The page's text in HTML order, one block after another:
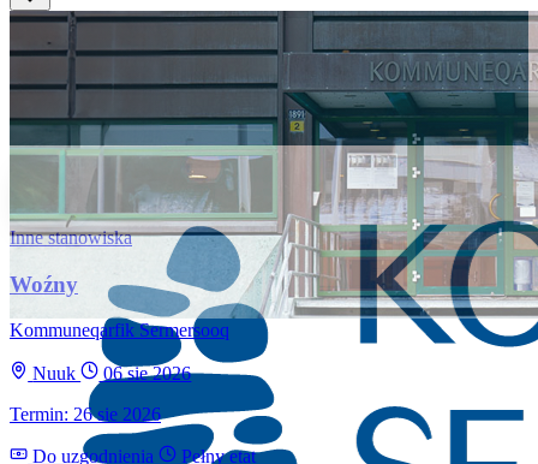
Inne stanowiska
Woźny
Kommuneqarfik Sermersooq
Nuuk
06 sie 2026
Termin: 26 sie 2026
Do uzgodnienia Pełny etat